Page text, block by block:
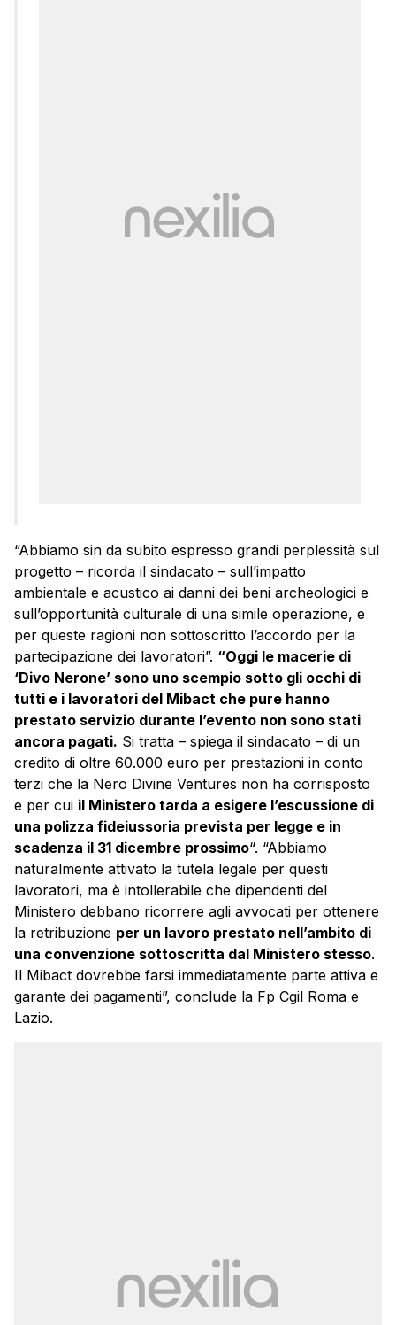
“Abbiamo sin da subito espresso grandi perplessità sul
progetto – ricorda il sindacato – sull’impatto
ambientale e acustico ai danni dei beni archeologici e
sull’opportunità culturale di una simile operazione, e
per queste ragioni non sottoscritto l’accordo per la
partecipazione dei lavoratori”. “Oggi le macerie di
‘Divo Nerone’ sono uno scempio sotto gli occhi di
tutti e i lavoratori del Mibact che pure hanno
prestato servizio durante l’evento non sono stati
ancora pagati. Si tratta – spiega il sindacato – di un
credito di oltre 60.000 euro per prestazioni in conto
terzi che la Nero Divine Ventures non ha corrisposto
e per cui il Ministero tarda a esigere l’escussione di
una polizza fideiussoria prevista per legge e in
scadenza il 31 dicembre prossimo“. “Abbiamo
naturalmente attivato la tutela legale per questi
lavoratori, ma è intollerabile che dipendenti del
Ministero debbano ricorrere agli avvocati per ottenere
la retribuzione per un lavoro prestato nell’ambito di
una convenzione sottoscritta dal Ministero stesso.
Il Mibact dovrebbe farsi immediatamente parte attiva e
garante dei pagamenti”, conclude la Fp Cgil Roma e
Lazio.